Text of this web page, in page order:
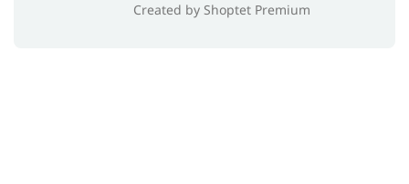
Created by Shoptet Premium